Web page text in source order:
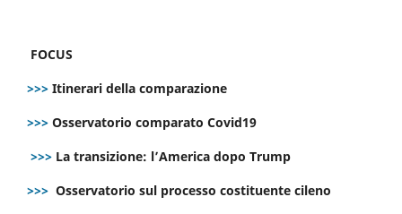
FOCUS
>>> Itinerari della comparazione
>>> Osservatorio comparato Covid19
>>> La transizione: l’America dopo Trump
>>> Osservatorio sul processo costituente cileno